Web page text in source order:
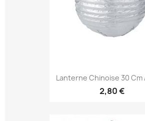
Lanterne Chinoise 30
2,80 €